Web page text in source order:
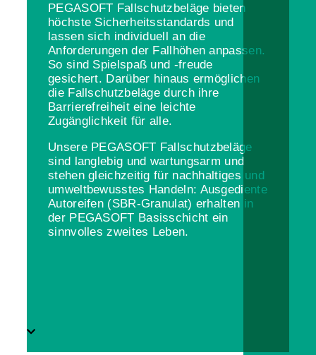
PEGASOFT Fallschutzbeläge bieten
höchste Sicherheitsstandards und
lassen sich individuell an die
Anforderungen der Fallhöhen anpassen.
So sind Spielspaß und -freude
gesichert. Darüber hinaus ermöglichen
die Fallschutzbeläge durch ihre
Barrierefreiheit eine leichte
Zugänglichkeit für alle.
Unsere PEGASOFT Fallschutzbeläge
sind langlebig und wartungsarm und
stehen gleichzeitig für nachhaltiges und
umweltbewusstes Handeln: Ausgediente
Autoreifen (SBR-Granulat) erhalten in
der PEGASOFT Basisschicht ein
sinnvolles zweites Leben.